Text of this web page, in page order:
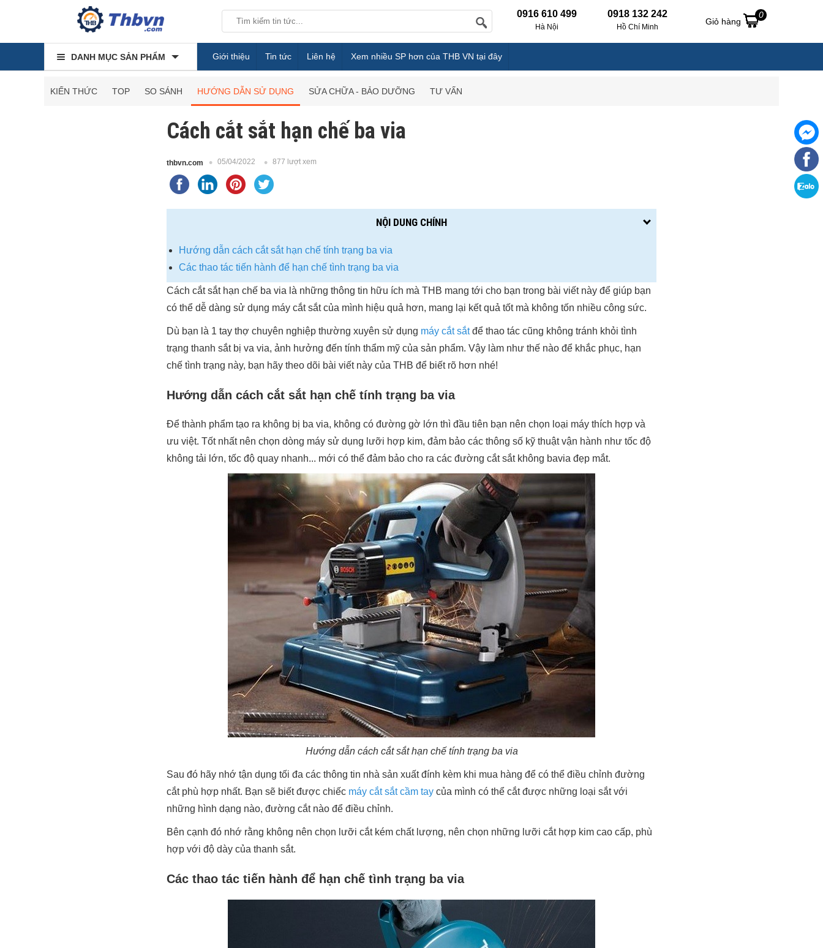
0916 610 499
Hà Nội
0918 132 242
Hồ Chí Minh
Giỏ hàng
0
DANH MỤC SẢN PHẨM Giới thiệu Tin tức Liên hệ Xem nhiều SP hơn của THB VN tại đây
KIẾN THỨC TOP SO SÁNH HƯỚNG DẪN SỬ DỤNG SỬA CHỮA - BẢO DƯỠNG TƯ VẤN
Cách cắt sắt hạn chế ba via
thbvn.com 05/04/2022 877 lượt xem
NỘI DUNG CHÍNH
Hướng dẫn cách cắt sắt hạn chế tính trạng ba via
Các thao tác tiến hành để hạn chế tình trạng ba via
Cách cắt sắt hạn chế ba via là những thông tin hữu ích mà THB mang tới cho bạn trong bài viết này để giúp bạn
có thể dễ dàng sử dụng máy cắt sắt của mình hiệu quả hơn, mang lại kết quả tốt mà không tốn nhiều công sức.
Dù bạn là 1 tay thợ chuyên nghiệp thường xuyên sử dụng máy cắt sắtđể thao tác cũng không tránh khỏi tình
trạng thanh sắt bị va via, ảnh hưởng đến tính thẩm mỹ của sản phẩm. Vậy làm như thế nào để khắc phục, hạn
chế tình trạng này, bạn hãy theo dõi bài viết này của THB để biết rõ hơn nhé!
Hướng dẫn cách cắt sắt hạn chế tính trạng ba via
Để thành phẩm tạo ra không bị ba via, không có đường gờ lớn thì đầu tiên bạn nên chọn loại máy thích hợp và
ưu việt. Tốt nhất nên chọn dòng máy sử dụng lưỡi hợp kim, đảm bảo các thông số kỹ thuật vận hành như tốc độ
không tải lớn, tốc độ quay nhanh... mới có thể đảm bảo cho ra các đường cắt sắt không bavia đẹp mắt.
Hướng dẫn cách cắt sắt hạn chế tính trạng ba via
Sau đó hãy nhớ tận dụng tối đa các thông tin nhà sản xuất đính kèm khi mua hàng để có thể điều chỉnh đường
cắt phù hợp nhất. Bạn sẽ biết được chiếc máy cắt sắt cầm tay của mình có thể cắt được những loại sắt với
những hình dạng nào, đường cắt nào để điều chỉnh.
Bên cạnh đó nhớ rằng không nên chọn lưỡi cắt kém chất lượng, nên chọn những lưỡi cắt hợp kim cao cấp, phù
hợp với độ dày của thanh sắt.
Các thao tác tiến hành để hạn chế tình trạng ba via